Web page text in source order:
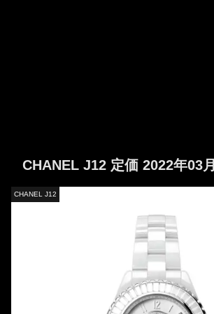
CHANEL J12 定価 2022年03月
CHANEL J12